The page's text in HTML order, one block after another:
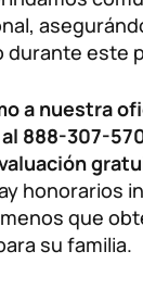
durante este
a nuestra
888-307-
honorarios
que
su familia.